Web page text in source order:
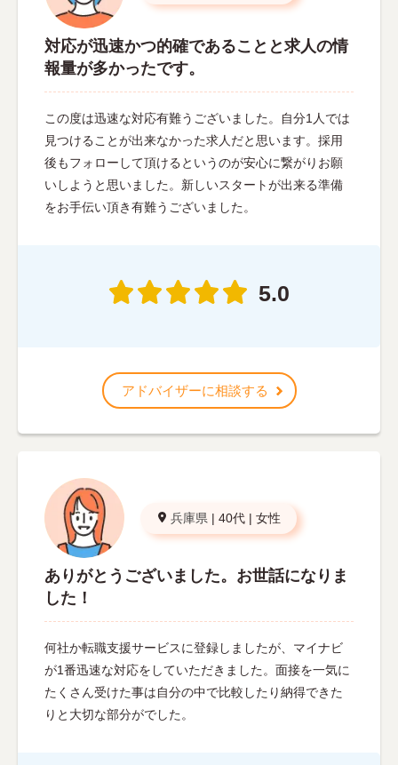
対応が迅速かつ的確であることと求人の情
報量が多かったです。
この度は迅速な対応有難うございました。自分1人では
見つけることが出来なかった求人だと思います。採用
後もフォローして頂けるというのが安心に繋がりお願
いしようと思いました。新しいスタートが出来る準備
をお手伝い頂き有難うございました。
5.0
アドバイザーに相談する
兵庫県 | 40代 | 女性
ありがとうございました。お世話になりま
した！
何社か転職支援サービスに登録しましたが、マイナビ
が1番迅速な対応をしていただきました。面接を一気に
たくさん受けた事は自分の中で比較したり納得できた
りと大切な部分がでした。